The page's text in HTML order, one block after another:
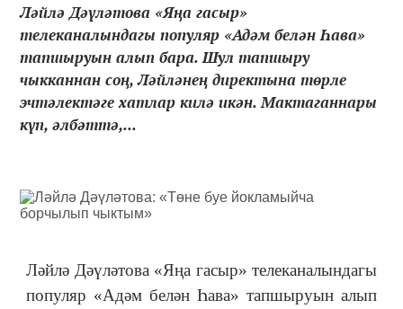
Ләйлә Дәүләтова «Яңа гасыр»
телеканалындагы популяр «Адәм белән Һава»
тапшыруын алып бара. Шул тапшыру
чыкканнан соң, Ләйләнең директына төрле
эчтәлектәге хатлар килә икән. Мактаганнары
күп, әлбәттә,...
Ләйлә Дәүләтова «Яңа гасыр» телеканалындагы
популяр «Адәм белән Һава» тапшыруын алып